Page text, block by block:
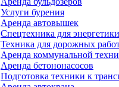
Услуги бурения
Аренда автовышек
Спецтехника для энергетики
Техника для дорожных
Аренда коммунальной
Аренда бетононасосов
Подготовка техники к